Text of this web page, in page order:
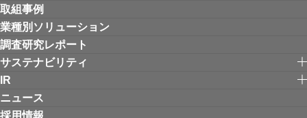
取組事例
業種別ソリューション
調査研究レポート
サステナビリティ
IR
ニュース
採用情報